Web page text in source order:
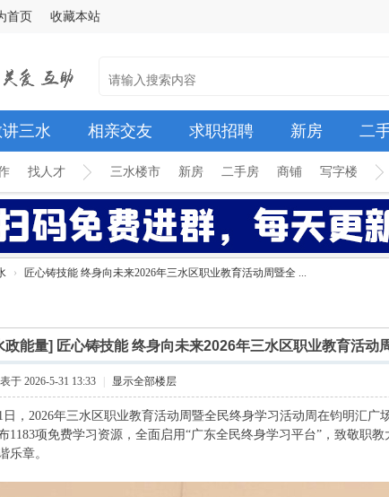
首页 收藏本站
三水 相亲交友 求职招聘 新房 二
找人才 三水楼市 新房 二手房 商铺 写字楼
› 匠心铸技能 终身向未来2026年三水区职业教育活动周暨全 ...
政能量] 匠心铸技能 终身向未来2026年三水区职业教育活动
于 2026-5-31 13:33 显示全部楼层
日，2026年三水区职业教育活动周暨全民终身学习活动周在钧明汇
1183项免费学习资源，全面启用“广东全民终身学习平台”，致敬职
乐章。